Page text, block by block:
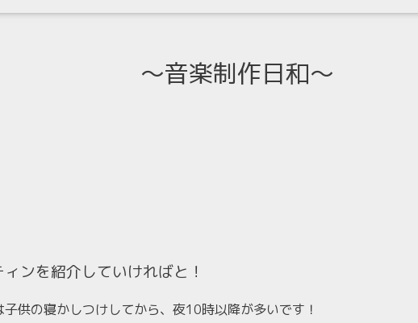
〜音楽制作日和〜
ンを紹介していければと！
供の寝かしつけしてから、夜10時以降が多いです！